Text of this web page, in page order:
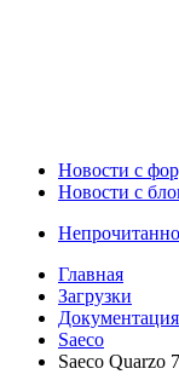
Новости c
Новости с
Главная
Загрузки
Saeco
Saeco Quarzo